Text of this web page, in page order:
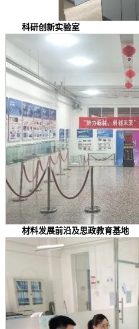
科研创新实验室
材料发展前沿及思政教育基地